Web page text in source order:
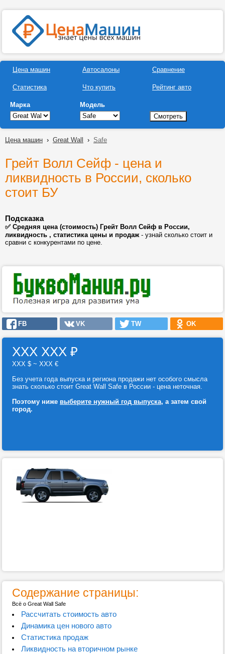
Цена машин
Статистика
Автосалоны
Что купить
Сравнение
Рейтинг авто
Марка Модель
Цена машин › Great Wall › Safe
Грейт Волл Сейф - цена и
ликвидность в России, сколько
стоит БУ
Подсказка
✅ Средняя цена (стоимость) Грейт Волл Сейф в России,
ликвидность , статистика цены и продаж- узнай сколько стоит и
сравни с конкурентами по цене.
FB VK TW OK
ХХХ ХХХ ₽
ХХХ $ ~ ХХХ €
Без учета года выпуска и региона продажи нет особого смысла
знать сколько стоит Great Wall Safe в России - цена неточная.
Поэтому ниже выберите нужный год выпуска, а затем свой
город.
Содержание страницы:
Всё о Great Wall Safe
Рассчитать стоимость авто
Динамика цен нового авто
Статистика продаж
Ликвидность на вторичном рынке